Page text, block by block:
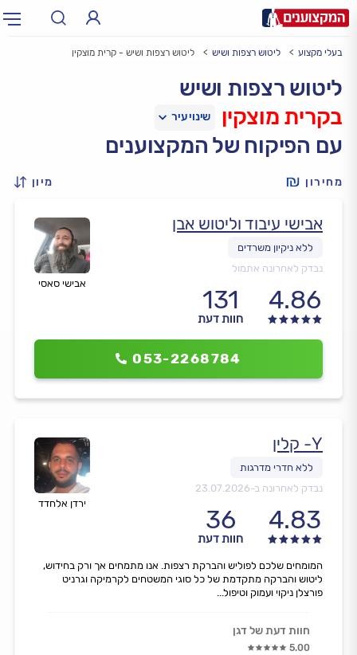
עירעיר: תל אביב, חיפה…
בעלי מקצוע ליטוש רצפות ושיש ליטוש רצפות ושיש - קרית מוצקין
ליטוש רצפות ושיש
בקרית מוצקין
עם הפיקוח של המקצוענים
מחירון מיון
אבישי סאסי
אבישי עיבוד וליטוש אבן
נבדק לאחרונה אתמול
4.86
131
חוות דעת
053-2268784
ירדן אלחדד
Y- קלין
נבדק לאחרונה ב-23.07.2026
4.83
36
חוות דעת
המומחים שלכם לפוליש והברקת רצפות. אנו מתמחים אך ורק בחידוש,
ליטוש והברקה מתקדמת של כל סוגי המשטחים לקרמיקה וגרניט
פורצלן ניקוי ועמוק וטיפול...
חוות דעת של דגן
5.00